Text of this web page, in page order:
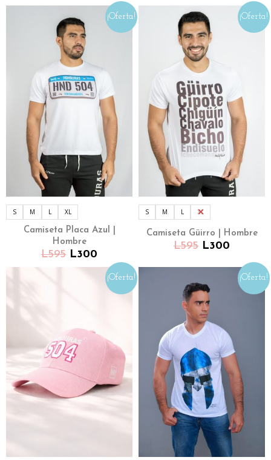
¡Oferta!
S M L XL
Camiseta Placa Azul |
Hombre
L595 L300
¡Oferta!
S M L XL
Camiseta Güirro | Hombre
L595 L300
¡Oferta! ¡Oferta!